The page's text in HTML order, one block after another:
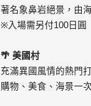
著名象鼻岩絕景，由
※入場需另付100日圓
🌴 美國村
充滿異國風情的熱門
購物、美食、海景一